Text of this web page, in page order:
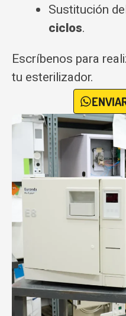
Sustitución
ciclos.
Escríbenos para
tu esterilizador.